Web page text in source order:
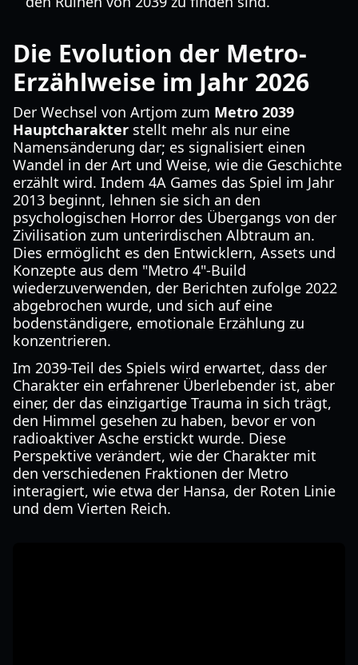
Die Evolution der Metro-
Erzählweise im Jahr 2026
Der Wechsel von Artjom zum Metro 2039
Hauptcharakter stellt mehr als nur eine
Namensänderung dar; es signalisiert einen
Wandel in der Art und Weise, wie die Geschichte
erzählt wird. Indem 4A Games das Spiel im Jahr
2013 beginnt, lehnen sie sich an den
psychologischen Horror des Übergangs von der
Zivilisation zum unterirdischen Albtraum an.
Dies ermöglicht es den Entwicklern, Assets und
Konzepte aus dem "Metro 4"-Build
wiederzuverwenden, der Berichten zufolge 2022
abgebrochen wurde, und sich auf eine
bodenständigere, emotionale Erzählung zu
konzentrieren.
Im 2039-Teil des Spiels wird erwartet, dass der
Charakter ein erfahrener Überlebender ist, aber
einer, der das einzigartige Trauma in sich trägt,
den Himmel gesehen zu haben, bevor er von
radioaktiver Asche erstickt wurde. Diese
Perspektive verändert, wie der Charakter mit
den verschiedenen Fraktionen der Metro
interagiert, wie etwa der Hansa, der Roten Linie
und dem Vierten Reich.